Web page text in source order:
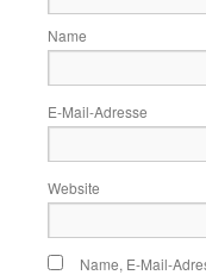
Name
E-Mail-Adresse
Website
Name, E-Mail-